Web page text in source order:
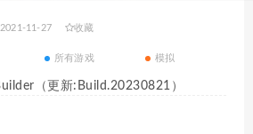
11-27 收藏
所有游戏 模拟
（更新:Build.20230821）